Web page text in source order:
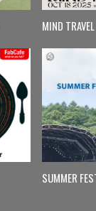
MIND TRAVEL
SUMMER